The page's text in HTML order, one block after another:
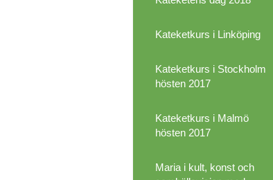
Kateketkurs i Linköping
Kateketkurs i Stockholm
hösten 2017
Kateketkurs i Malmö
hösten 2017
Maria i kult, konst och